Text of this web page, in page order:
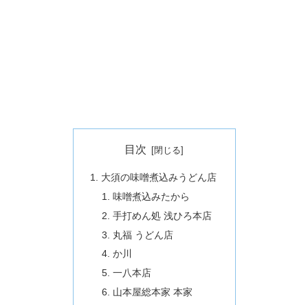
目次
大須の味噌煮込みうどん店
味噌煮込みたから
手打めん処 浅ひろ本店
丸福 うどん店
か川
一八本店
山本屋総本家 本家